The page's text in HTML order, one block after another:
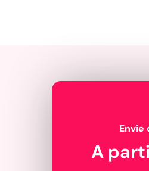
Envie
A